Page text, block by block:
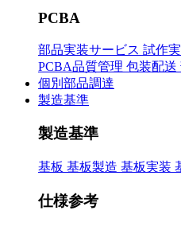
PCBA
部品実装サービス 試作
PCBA品質管理 包装配送
個別部品調達
製造基準
製造基準
基板 基板製造 基板実装
仕様参考